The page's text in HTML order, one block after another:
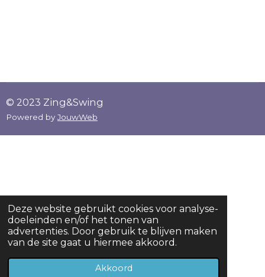
Deze website gebruikt cookies voor analyse-
doeleinden en/of het tonen van
advertenties. Door gebruik te blijven maken
van de site gaat u hiermee akkoord.
Akkoord
© 2023 Zing&Swing
Powered by JouwWeb